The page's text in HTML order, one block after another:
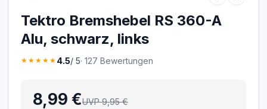
Tektro Bremshebel RS 360-A
Alu, schwarz, links
★★★★★ 4.5/ 5· 127 Bewertungen
8,99 €UVP 9,95 €